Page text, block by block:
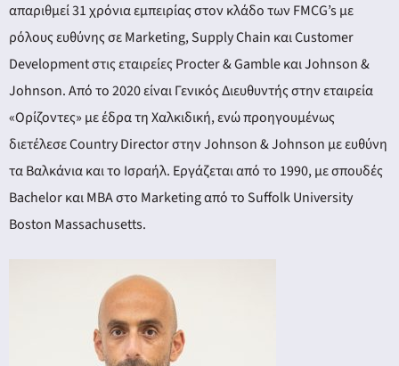
απαριθμεί 31 χρόνια εμπειρίας στον κλάδο των FMCG’s με
ρόλους ευθύνης σε Marketing, Supply Chain και Customer
Development στις εταιρείες Procter & Gamble και Johnson &
Johnson. Από το 2020 είναι Γενικός Διευθυντής στην εταιρεία
«Ορίζοντες» με έδρα τη Χαλκιδική, ενώ προηγουμένως
διετέλεσε Country Director στην Johnson & Johnson με ευθύνη
τα Βαλκάνια και το Ισραήλ. Εργάζεται από το 1990, με σπουδές
Bachelor και MBA στο Marketing από το Suffolk University
Boston Massachusetts.